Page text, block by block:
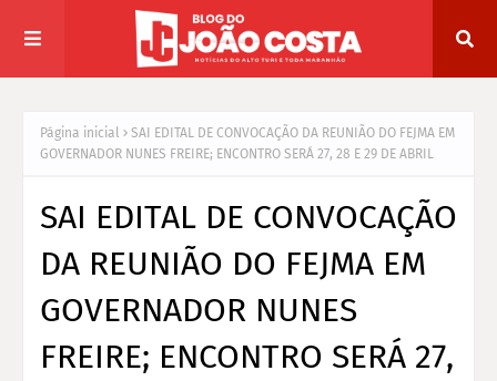
Página inicial
SAI EDITAL DE CONVOCAÇÃO DA REUNIÃO DO FEJMA EM
GOVERNADOR NUNES FREIRE; ENCONTRO SERÁ 27, 28 E 29 DE ABRIL
SAI EDITAL DE CONVOCAÇÃO
DA REUNIÃO DO FEJMA EM
GOVERNADOR NUNES
FREIRE; ENCONTRO SERÁ 27,